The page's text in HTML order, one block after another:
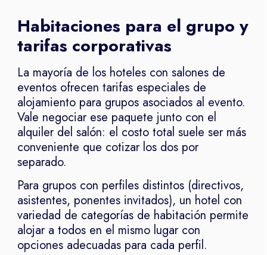
Habitaciones para el grupo y
tarifas corporativas
La mayoría de los hoteles con salones de
eventos ofrecen tarifas especiales de
alojamiento para grupos asociados al evento.
Vale negociar ese paquete junto con el
alquiler del salón: el costo total suele ser más
conveniente que cotizar los dos por
separado.
Para grupos con perfiles distintos (directivos,
asistentes, ponentes invitados), un hotel con
variedad de categorías de habitación permite
alojar a todos en el mismo lugar con
opciones adecuadas para cada perfil.